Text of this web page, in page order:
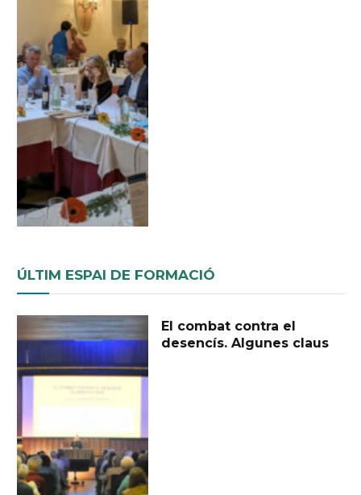
ÚLTIM ESPAI DE FORMACIÓ
El combat contra el
desencís. Algunes claus